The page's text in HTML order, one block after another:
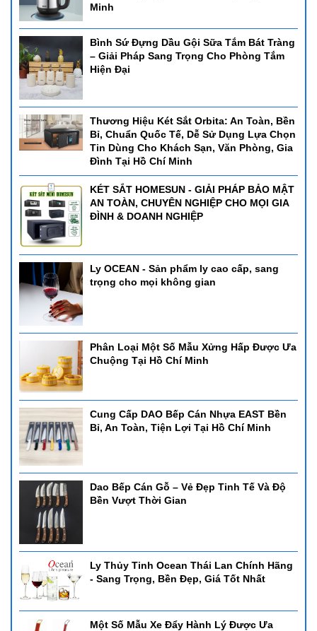
Minh
Bình Sứ Đựng Dầu Gội Sữa Tắm Bát Tràng
– Giải Pháp Sang Trọng Cho Phòng Tắm
Hiện Đại
Thương Hiệu Két Sắt Orbita: An Toàn, Bền
Bỉ, Chuẩn Quốc Tế, Dễ Sử Dụng Lựa Chọn
Tin Dùng Cho Khách Sạn, Văn Phòng, Gia
Đình Tại Hồ Chí Minh
KÉT SẮT HOMESUN - GIẢI PHÁP BẢO MẬT
AN TOÀN, CHUYÊN NGHIỆP CHO MỌI GIA
ĐÌNH & DOANH NGHIỆP
Ly OCEAN - Sản phẩm ly cao cấp, sang
trọng cho mọi không gian
Phân Loại Một Số Mẫu Xửng Hấp Được Ưa
Chuộng Tại Hồ Chí Minh
Cung Cấp DAO Bếp Cán Nhựa EAST Bền
Bỉ, An Toàn, Tiện Lợi Tại Hồ Chí Minh
Dao Bếp Cán Gỗ – Vẻ Đẹp Tinh Tế Và Độ
Bền Vượt Thời Gian
Ly Thủy Tinh Ocean Thái Lan Chính Hãng
- Sang Trọng, Bền Đẹp, Giá Tốt Nhất
Một Số Mẫu Xe Đẩy Hành Lý Được Ưa